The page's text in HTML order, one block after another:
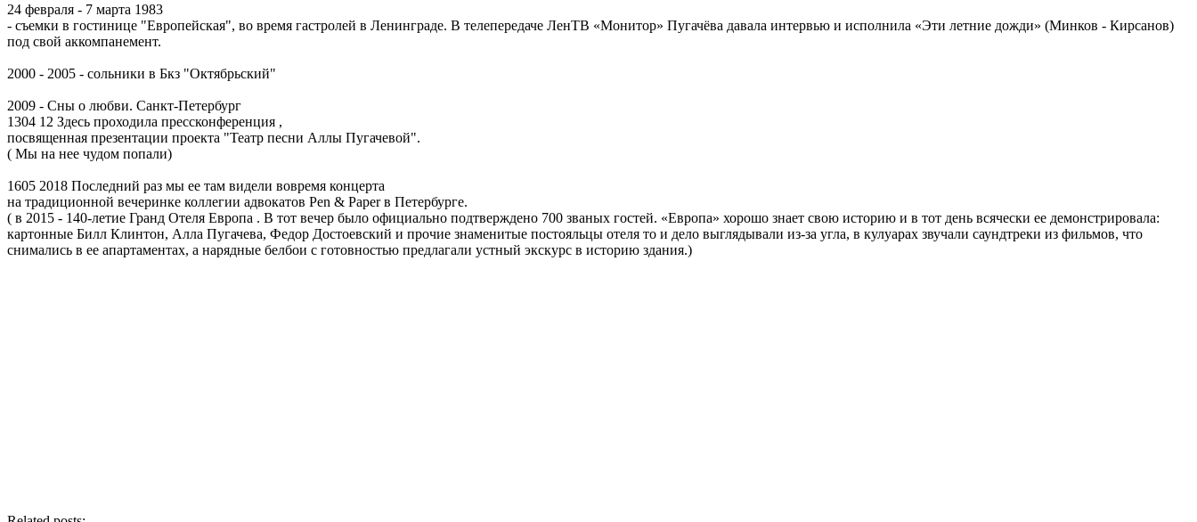
24 февраля - 7 марта 1983
- съемки в гостинице "Европейская", во время гастролей в Ленинграде. В телепередаче ЛенТВ «Монитор» Пугачёва давала интервью и исполнила «Эти летние дожди» (Минков - Кирсанов)
под свой аккомпанемент.
2000 - 2005 - сольники в Бкз "Октябрьский"
2009 - Сны о любви. Санкт-Петербург
1304 12 Здесь проходила прессконференция ,
посвященная презентации проекта "Театр песни Аллы Пугачевой".
( Мы на нее чудом попали)
1605 2018 Последний раз мы ее там видели вовремя концерта
на традиционной вечеринке коллегии адвокатов Pen & Paper в Петербурге.
( в 2015 - 140-летие Гранд Отеля Европа . В тот вечер было официально подтверждено 700 званых гостей. «Европа» хорошо знает свою историю и в тот день всячески ее демонстрировала:
картонные Билл Клинтон, Алла Пугачева, Федор Достоевский и прочие знаменитые постояльцы отеля то и дело выглядывали из-за угла, в кулуарах звучали саундтреки из фильмов, что
снимались в ее апартаментах, а нарядные белбои с готовностью предлагали устный экскурс в историю здания.)